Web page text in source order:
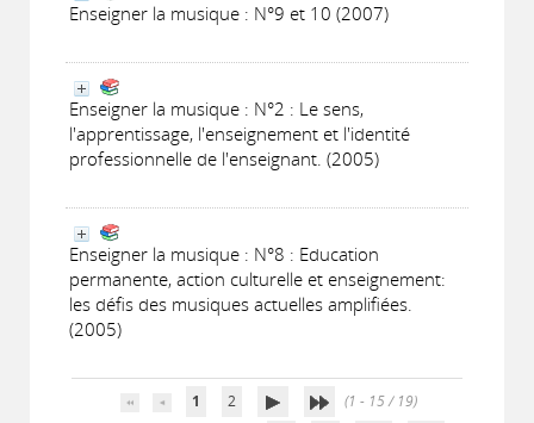
Enseigner la musique : N°9 et 10 (2007)
Enseigner la musique : N°2 : Le sens,
l'apprentissage, l'enseignement et l'identité
professionnelle de l'enseignant. (2005)
Enseigner la musique : N°8 : Education
permanente, action culturelle et enseignement:
les défis des musiques actuelles amplifiées.
(2005)
1 2
(1 - 15 / 19)